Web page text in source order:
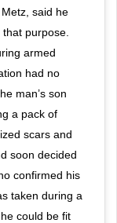
said he
purpose.
armed
had no
man’s son
a pack of
scars and
soon decided
confirmed his
taken during a
could be fit